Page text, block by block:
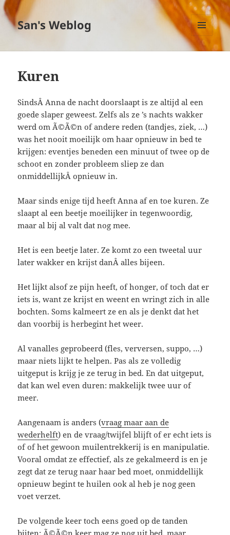
San's Weblog
MENU
EN
Kuren
SindsÂ Anna de nacht doorslaapt is ze altijd al een
goede slaper geweest. Zelfs als ze ’s nachts wakker
werd om Ã©Ã©n of andere reden (tandjes, ziek, …)
was het nooit moeilijk om haar opnieuw in bed te
krijgen: eventjes beneden een minuut of twee op de
schoot en zonder probleem sliep ze dan
onmiddellijkÂ opnieuw in.
Maar sinds enige tijd heeft Anna af en toe kuren. Ze
slaapt al een beetje moeilijker in tegenwoordig,
maar al bij al valt dat nog mee.
Het is een beetje later. Ze komt zo een tweetal uur
later wakker en krijst danÂ alles bijeen.
Het lijkt alsof ze pijn heeft, of honger, of toch dat er
iets is, want ze krijst en weent en wringt zich in alle
bochten. Soms kalmeert ze en als je denkt dat het
dan voorbij is herbegint het weer.
Al vanalles geprobeerd (fles, verversen, suppo, …)
maar niets lijkt te helpen. Pas als ze volledig
uitgeput is krijg je ze terug in bed. En dat uitgeput,
dat kan wel even duren: makkelijk twee uur of
meer.
Aangenaam is anders (vraag maar aan de
wederhelft) en de vraag/twijfel blijft of er echt iets is
of of het gewoon muilentrekkerij is en manipulatie.
Vooral omdat ze effectief, als ze gekalmeerd is en je
zegt dat ze terug naar haar bed moet, onmiddellijk
opnieuw begint te huilen ook al heb je nog geen
voet verzet.
De volgende keer toch eens goed op de tanden